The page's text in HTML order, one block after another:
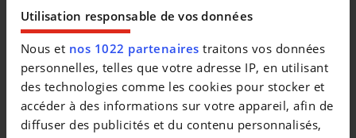
Utilisation responsable de vos données
Nous et nos 1022 partenaires traitons vos données
personnelles, telles que votre adresse IP, en utilisant
des technologies comme les cookies pour stocker et
accéder à des informations sur votre appareil, afin de
diffuser des publicités et du contenu personnalisés,
129.911 EUR 16.905 km